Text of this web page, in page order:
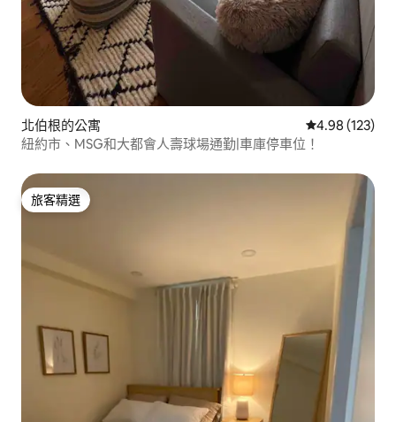
北伯根的公寓 從 123 則評價
4.98 (123)
紐約市、MSG和大都會人壽球場通勤|車庫停車位！
旅客精選
旅客精選